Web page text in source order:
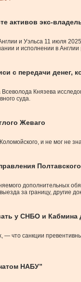
активов экс-
и Уэльса 11 июля
и исполнении в
с передачи денег,
Князева
суда.
Жеваго
и не мог не
дополнительных
за границу, другие
у СНБО и
— что санкции
НАБУ”